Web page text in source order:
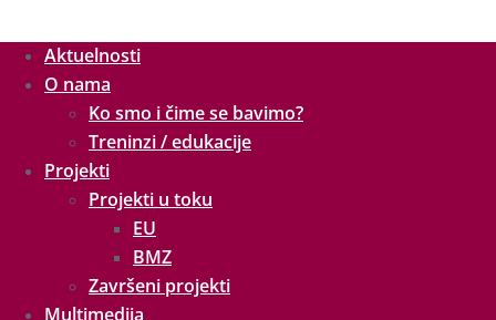
Aktuelnosti
O nama
Ko smo i čime se bavimo?
Treninzi / edukacije
Projekti
Projekti u toku
EU
BMZ
Završeni projekti
Multimedija